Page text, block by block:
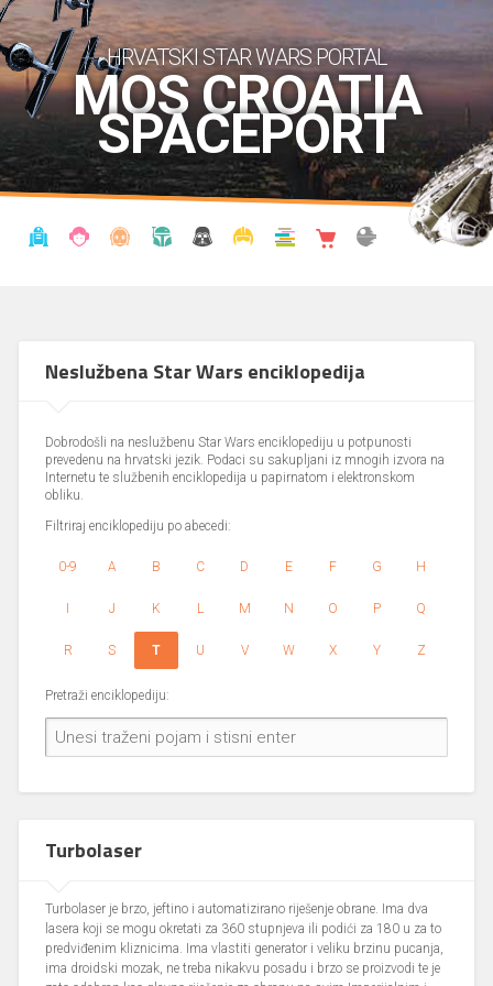
HRVATSKI STAR WARS PORTAL
MOS CROATIA
SPACEPORT
Neslužbena Star Wars enciklopedija
Dobrodošli na neslužbenu Star Wars enciklopediju u potpunosti
prevedenu na hrvatski jezik. Podaci su sakupljani iz mnogih izvora na
Internetu te službenih enciklopedija u papirnatom i elektronskom
obliku.
Filtriraj enciklopediju po abecedi:
0-9 A B C D E F G H
I J K L M N O P Q
R S T U V W X Y Z
Pretraži enciklopediju:
Turbolaser
Turbolaser je brzo, jeftino i automatizirano riješenje obrane. Ima dva
lasera koji se mogu okretati za 360 stupnjeva ili podići za 180 u za to
predviđenim kliznicima. Ima vlastiti generator i veliku brzinu pucanja,
ima droidski mozak, ne treba nikakvu posadu i brzo se proizvodi te je